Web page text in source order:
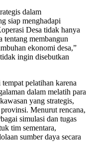
dalam
siap menghadapi
Desa tidak hanya
tentang membangun
ekonomi desa,”
ingin disebutkan
pelatihan karena
dalam melatih para
yang strategis,
Menurut rencana,
simulasi dan tugas
tim sementara,
sumber daya secara